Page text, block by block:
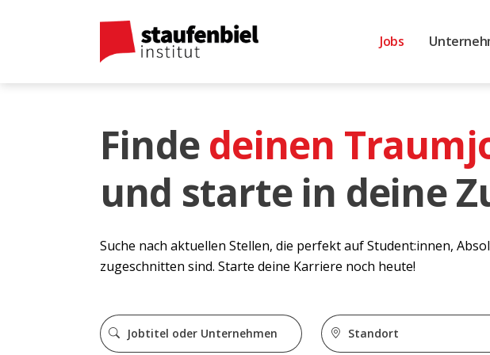
Jobs
Finde deinen
und starte in deine
Suche nach aktuellen Stellen, die perfekt auf Student:innen,
zugeschnitten sind. Starte deine Karriere noch heute!